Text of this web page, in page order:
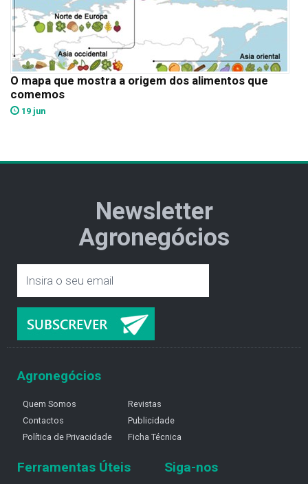
O mapa que mostra a origem dos alimentos que
comemos
19 jun
Newsletter
Agronegócios
Agronegócios
Quem Somos
Contactos
Política de Privacidade
Revistas
Publicidade
Ficha Técnica
Ferramentas Úteis Siga-nos